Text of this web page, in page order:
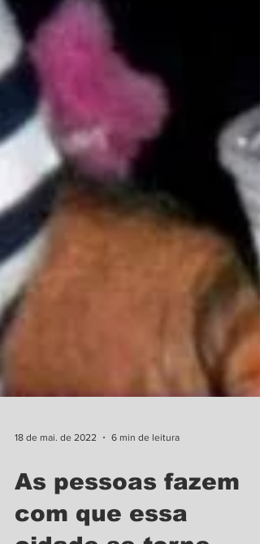
18 de mai. de 2022 6 min de leitura
As pessoas fazem